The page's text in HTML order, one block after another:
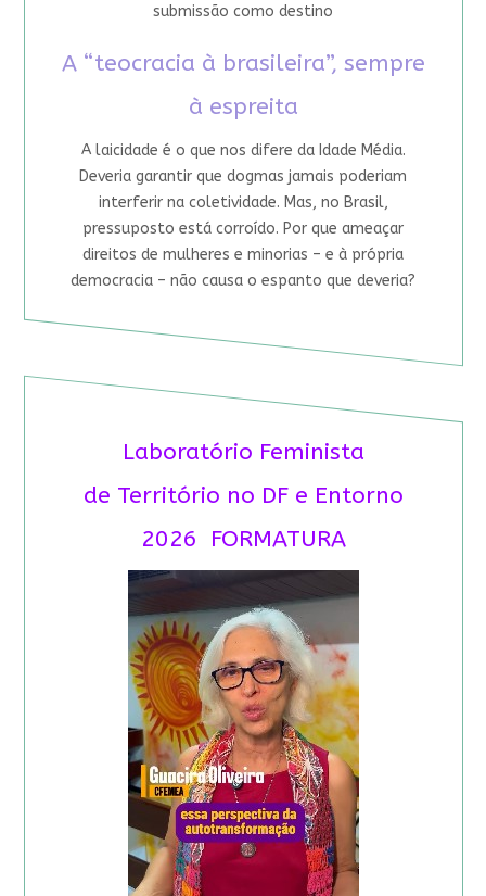
submissão como destino
A “teocracia à brasileira”, sempre
à espreita
A laicidade é o que nos difere da Idade Média.
Deveria garantir que dogmas jamais poderiam
interferir na coletividade. Mas, no Brasil,
pressuposto está corroído. Por que ameaçar
direitos de mulheres e minorias – e à própria
democracia – não causa o espanto que deveria?
Laboratório Feminista
de Território no DF e Entorno
2026 FORMATURA